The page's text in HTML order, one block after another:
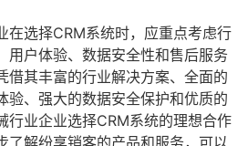
在选择CRM系统时，应重点考虑行
用户体验、数据安全性和售后服务
借其丰富的行业解决方案、全面的
验、强大的数据安全保护和优质的
行业企业选择CRM系统的理想合作